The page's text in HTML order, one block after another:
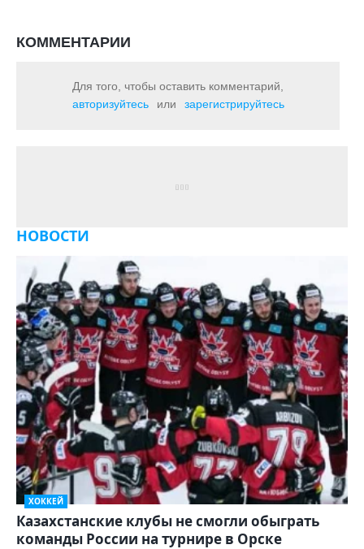
КОММЕНТАРИИ
Для того, чтобы оставить комментарий,
авторизуйтесь
или зарегистрируйтесь
НОВОСТИ
ХОККЕЙ
Казахстанские клубы не смогли обыграть
команды России на турнире в Орске